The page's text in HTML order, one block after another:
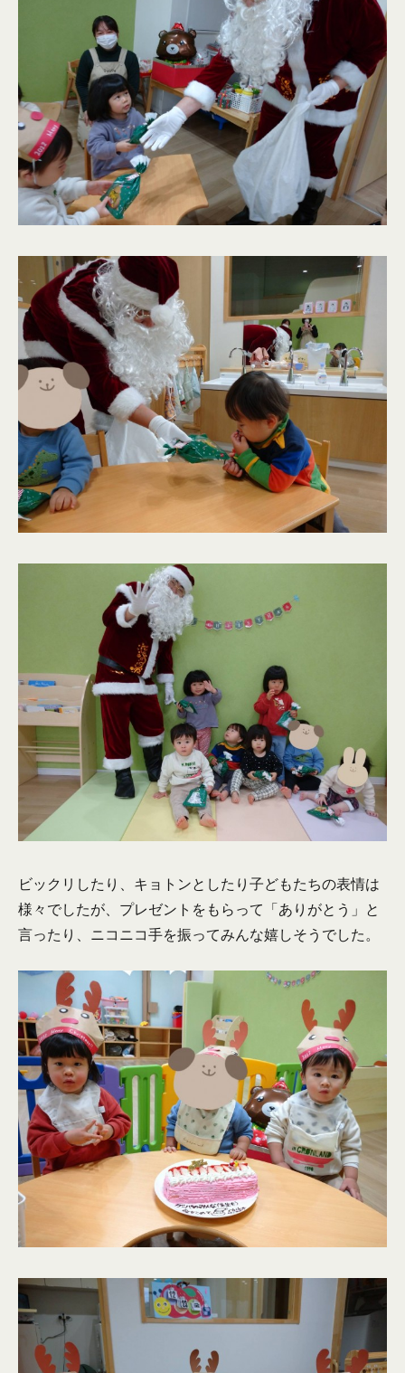
ビックリしたり、キョトンとしたり子どもたちの表情は
様々でしたが、プレゼントをもらって「ありがとう」と
言ったり、ニコニコ手を振ってみんな嬉しそうでした。